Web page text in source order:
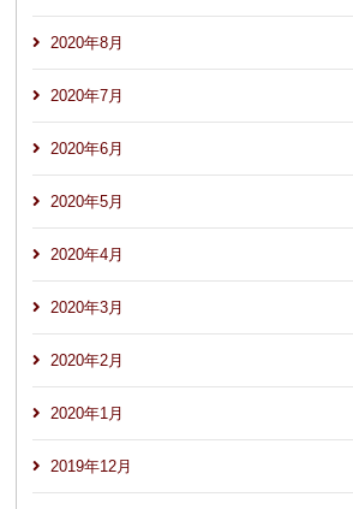
2020年8月
2020年7月
2020年6月
2020年5月
2020年4月
2020年3月
2020年2月
2020年1月
2019年12月